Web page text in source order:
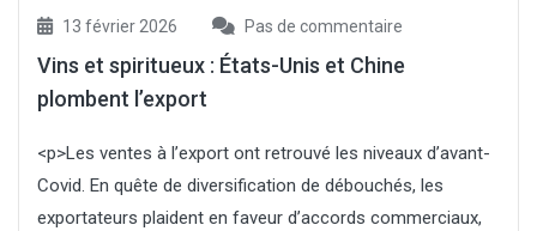
13 février 2026 Pas de commentaire
Vins et spiritueux : États-Unis et Chine
plombent l’export
<p>Les ventes à l’export ont retrouvé les niveaux d’avant-
Covid. En quête de diversification de débouchés, les
exportateurs plaident en faveur d’accords commerciaux,